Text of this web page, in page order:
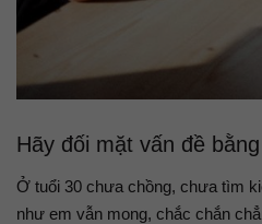
Hãy đối mặt vấn đề
Ở tuổi 30 chưa chồng, chưa tìm
như em vẫn mong, chắc chắn